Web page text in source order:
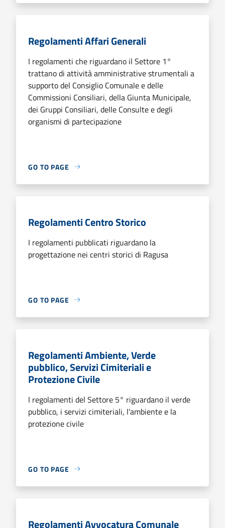
Regolamenti Affari Generali
I regolamenti che riguardano il Settore 1°
trattano di attività amministrative strumentali a
supporto del Consiglio Comunale e delle
Commissioni Consiliari, della Giunta Municipale,
dei Gruppi Consiliari, delle Consulte e degli
organismi di partecipazione
GO TO PAGE
Regolamenti Centro Storico
I regolamenti pubblicati riguardano la
progettazione nei centri storici di Ragusa
GO TO PAGE
Regolamenti Ambiente, Verde
pubblico, Servizi Cimiteriali e
Protezione Civile
I regolamenti del Settore 5° riguardano il verde
pubblico, i servizi cimiteriali, l'ambiente e la
protezione civile
GO TO PAGE
Regolamenti Avvocatura Comunale